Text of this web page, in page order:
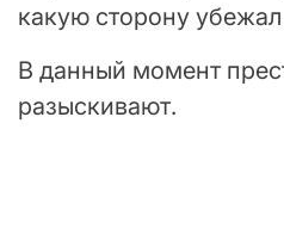
какую сторону
В данный момент
разыскивают.